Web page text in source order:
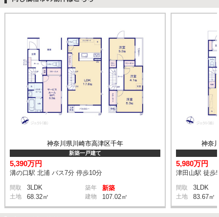
神奈川県川崎市高津区千年
新築一戸建て
5,390万円
溝の口駅 北浦 バス7分 停歩10分
間取 3LDK 築年 新築
土地 68.32㎡ 建物 107.02㎡
神奈
5,980万円
津田山駅 徒歩
間取 3LDK
土地 83.67㎡